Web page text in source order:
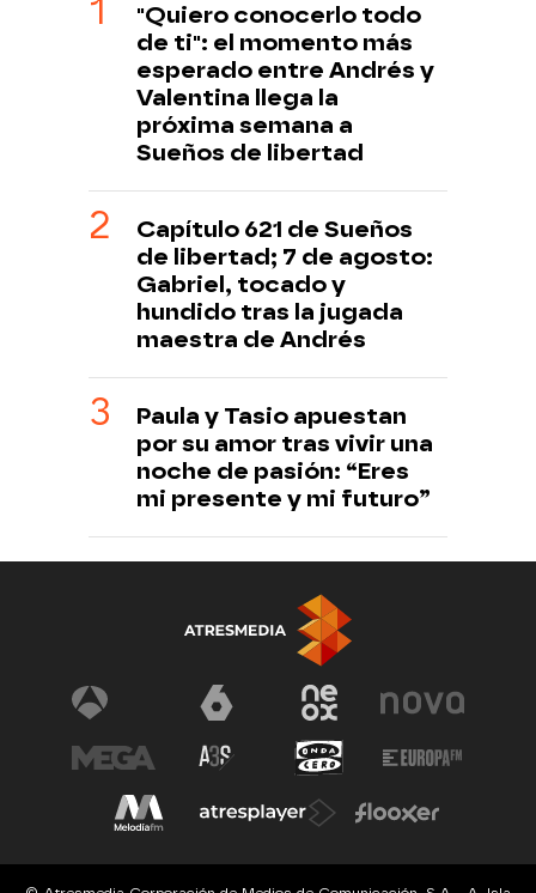
"Quiero conocerlo todo
de ti": el momento más
esperado entre Andrés y
Valentina llega la
próxima semana a
Sueños de libertad
Capítulo 621 de Sueños
de libertad; 7 de agosto:
Gabriel, tocado y
hundido tras la jugada
maestra de Andrés
Paula y Tasio apuestan
por su amor tras vivir una
noche de pasión: “Eres
mi presente y mi futuro”